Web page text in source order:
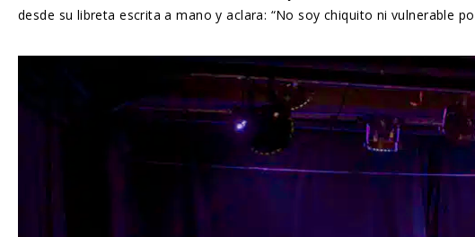
desde su libreta escrita a mano y aclara: “No soy chiquito ni vulnerable